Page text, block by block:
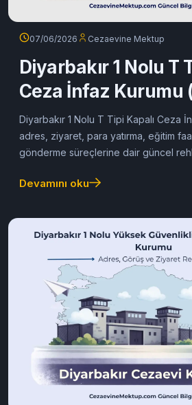
07/06/2026 Cezaevine Mektup
Diyarbakır 1 Nolu T
Ceza İnfaz Kurumu
Güncel Rehber)
Diyarbakır 1 Nolu T Tipi Kapalı Ceza
adres, ziyaret, para yatırma, eğitim
gönderme süreçlerine dair güncel
Devamını oku